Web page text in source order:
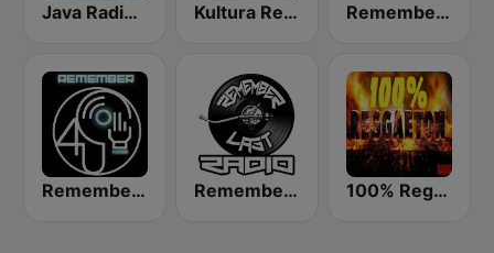
Java Radio Remember Kultura Remember FM Valencia Remember the Music FM
Remember 4 U Remember Last Radio 100% Reggaeton Radio